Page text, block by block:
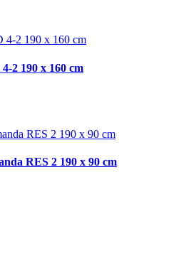
2 190 x 160 cm
RES 2 190 x 90 cm